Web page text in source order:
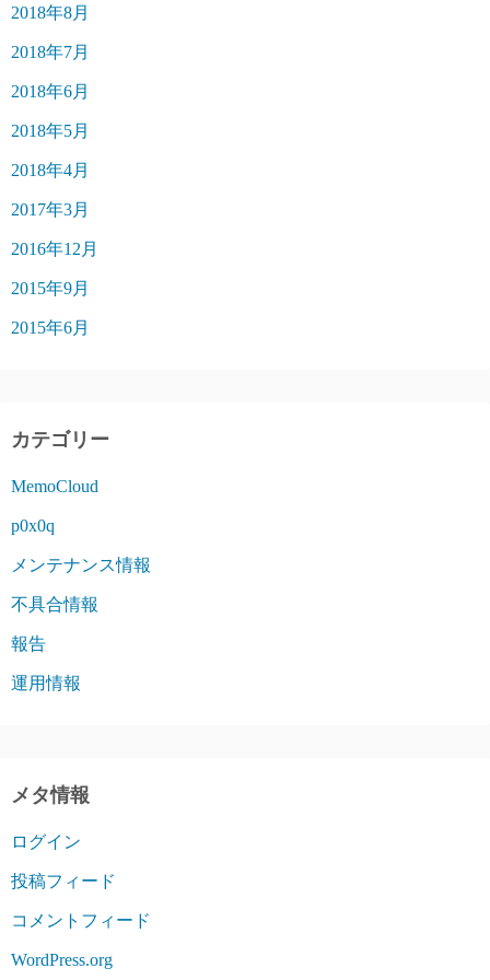
2018年8月
2018年7月
2018年6月
2018年5月
2018年4月
2017年3月
2016年12月
2015年9月
2015年6月
カテゴリー
MemoCloud
p0x0q
メンテナンス情報
不具合情報
報告
運用情報
メタ情報
ログイン
投稿フィード
コメントフィード
WordPress.org